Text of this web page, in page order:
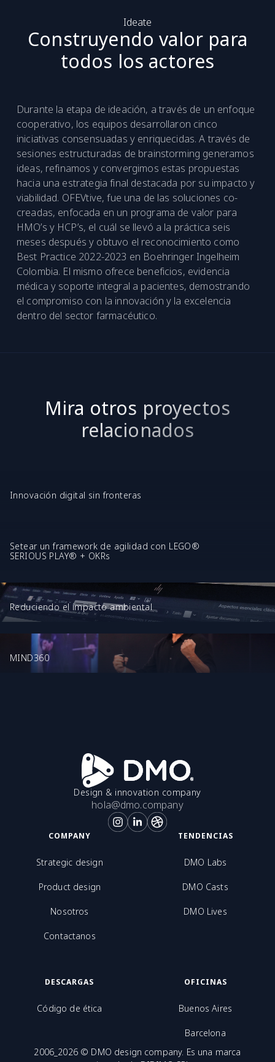
Ideate
Construyendo valor para
todos los actores
Durante la etapa de ideación, a través de un enfoque
cooperativo, los equipos desarrollaron cinco
iniciativas consensuadas y enriquecidas. A través de
sesiones estructuradas de brainstorming generamos
ideas, refinamos y convergimos estas propuestas
hacia una estrategia final destacada por su impacto y
viabilidad. OFEVtive, fue una de las soluciones co-
creadas, enfocada en un programa de valor para
HMO’s y HCP’s, el cuál se llevó a la práctica seis
meses después y obtuvo el reconocimiento como
Best Practice 2022-2023 en Boehringer Ingelheim
Colombia. El mismo ofrece beneficios, evidencia
médica y soporte integral a pacientes, demostrando
el compromiso con la innovación y la excelencia
dentro del sector farmacéutico.
Mira otros proyectos
relacionados
Innovación digital sin fronteras
Setear un framework de agilidad con LEGO®
SERIOUS PLAY® + OKRs
Reduciendo el impacto ambiental
MIND360
Design & innovation company
hola@dmo.company
COMPANY
Strategic design
Product design
Nosotros
Contactanos
TENDENCIAS
DMO Labs
DMO Casts
DMO Lives
DESCARGAS
Código de ética
OFICINAS
Buenos Aires
Barcelona
2006_2026 © DMO design company. Es una marca